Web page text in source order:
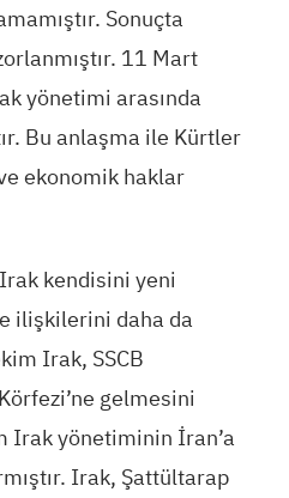
Sonuçta
11 Mart
yönetimi arasında
Bu anlaşma ile Kürtler
ekonomik haklar
kendisini yeni
ilişkilerini daha da
Irak, SSCB
gelmesini
Irak yönetiminin İran’a
Irak, Şattültarap